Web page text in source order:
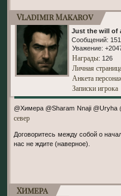
Vladimir Makarov
Just the will of
Сообщений:
Уважение:
Награды: 126
Личная
Анкета
Записки игрока
@Химера @Sharam Nnaji @Uryha
север
Договоритесь между собой о
нас не ждите (наверное).
Химера